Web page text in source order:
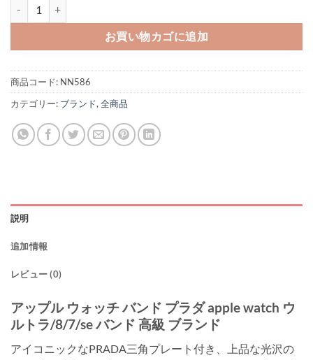
お買い物カゴに追加
商品コード: NN586
カテゴリー: ブランド, 全商品
説明
追加情報
レビュー (0)
アップル ウォッチ バンド プラダ apple watch ウ
ルトラ/8/7/se バンド 高級 ブランド
アイコニックなPRADA三角プレート付き、上品な光沢の